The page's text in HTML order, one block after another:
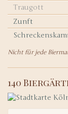
Traugott
Zunft
Nicht für jede
140